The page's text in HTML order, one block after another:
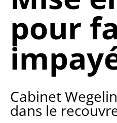
pour
Cabinet
dans le